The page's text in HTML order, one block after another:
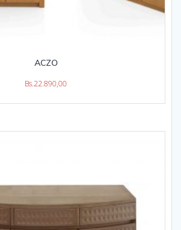
ACZO
Bs.22.890,00